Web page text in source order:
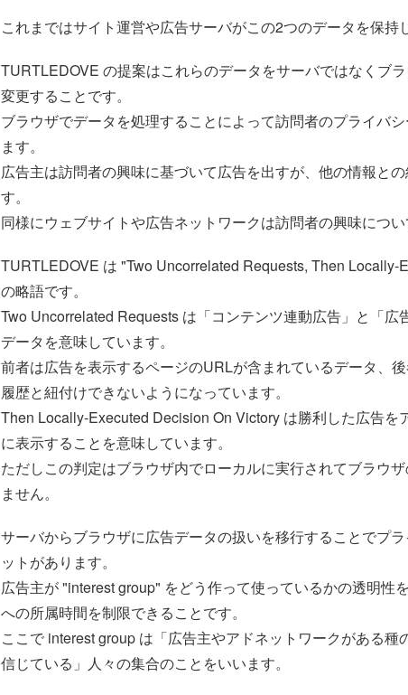
これまではサイト運営や広告サーバがこの2つのデータを保持
TURTLEDOVE の提案はこれらのデータをサーバではなくブ
変更することです。
ブラウザでデータを処理することによって訪問者のプライバ
ます。
広告主は訪問者の興味に基づいて広告を出すが、他の情報と
す。
同様にウェブサイトや広告ネットワークは訪問者の興味につい
TURTLEDOVE は "Two Uncorrelated Requests, Then Locally-
の略語です。
Two Uncorrelated Requests は「コンテンツ連動広告」と「広
データを意味しています。
前者は広告を表示するページのURLが含まれているデータ、
履歴と紐付けできないようになっています。
Then Locally-Executed Decision On Victory は勝利した広告を
に表示することを意味しています。
ただしこの判定はブラウザ内でローカルに実行されてブラウ
ません。
サーバからブラウザに広告データの扱いを移行することでプ
ットがあります。
広告主が "interest group" をどう作って使っているかの透明性
への所属時間を制限できることです。
ここで interest group は「広告主やアドネットワークがある種
信じている」人々の集合のことをいいます。